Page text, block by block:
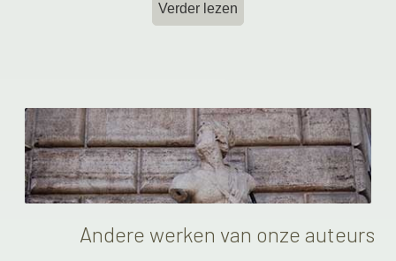
Verder lezen
Andere werken van onze auteurs